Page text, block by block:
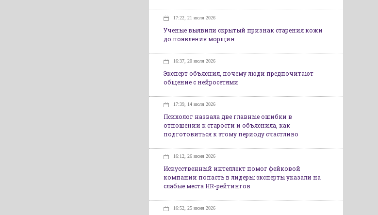
17:22, 21 июля 2026
Ученые выявили скрытый признак старения кожи
до появления морщин
16:37, 20 июля 2026
Эксперт объяснил, почему люди предпочитают
общение с нейросетями
17:39, 14 июля 2026
Психолог назвала две главные ошибки в
отношении к старости и объяснила, как
подготовиться к этому периоду счастливо
16:12, 26 июня 2026
Искусственный интеллект помог фейковой
компании попасть в лидеры: эксперты указали на
слабые места HR-рейтингов
16:52, 25 июня 2026